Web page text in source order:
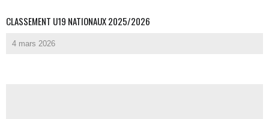
CLASSEMENT U19 NATIONAUX 2025/2026
4 mars 2026